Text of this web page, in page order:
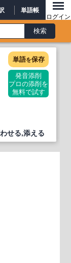
単語帳
ログイン
単語を保存
発音添削
プロの添削を
無料で試す
せる,添える